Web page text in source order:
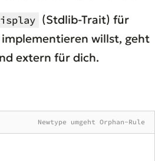
(Stdlib-Trait) für
implementieren willst, geht
extern für dich.
Newtype umgeht Orphan-Rule